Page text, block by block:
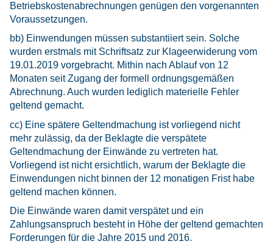
Betriebskostenabrechnungen genügen den vorgenannten
Voraussetzungen.
bb) Einwendungen müssen substantiiert sein. Solche
wurden erstmals mit Schriftsatz zur Klageerwiderung vom
19.01.2019 vorgebracht. Mithin nach Ablauf von 12
Monaten seit Zugang der formell ordnungsgemäßen
Abrechnung. Auch wurden lediglich materielle Fehler
geltend gemacht.
cc) Eine spätere Geltendmachung ist vorliegend nicht
mehr zulässig, da der Beklagte die verspätete
Geltendmachung der Einwände zu vertreten hat.
Vorliegend ist nicht ersichtlich, warum der Beklagte die
Einwendungen nicht binnen der 12 monatigen Frist habe
geltend machen können.
Die Einwände waren damit verspätet und ein
Zahlungsanspruch besteht in Höhe der geltend gemachten
Forderungen für die Jahre 2015 und 2016.